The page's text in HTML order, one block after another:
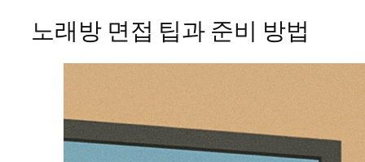
노래방 면접 팁과 준비 방법